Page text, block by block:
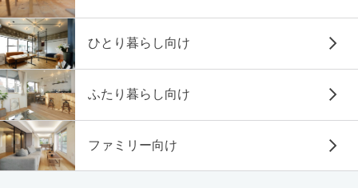
ひとり暮らし向け
ふたり暮らし向け
ファミリー向け